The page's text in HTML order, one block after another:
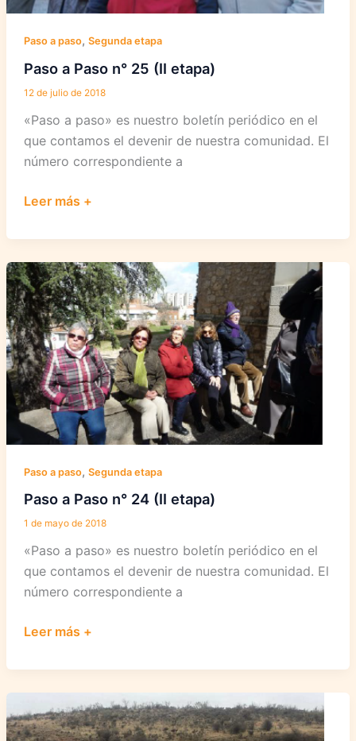
Paso a paso, Segunda etapa
Paso a Paso n° 25 (II etapa)
12 de julio de 2018
«Paso a paso» es nuestro boletín periódico en el
que contamos el devenir de nuestra comunidad. El
número correspondiente a
Paso
Paso
n°
25
(II
etapa)
Leer más +
Paso a paso, Segunda etapa
Paso a Paso n° 24 (II etapa)
1 de mayo de 2018
«Paso a paso» es nuestro boletín periódico en el
que contamos el devenir de nuestra comunidad. El
número correspondiente a
Paso
Paso
n°
24
(II
Leer más +